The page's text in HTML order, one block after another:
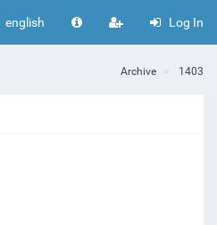
english Log In
Archive 1403